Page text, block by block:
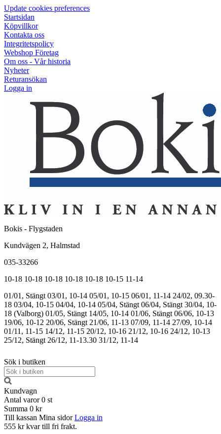
Update cookies preferences
Startsidan
Köpvillkor
Kontakta oss
Integritetspolicy
Webshop Företag
Om oss - Vår historia
Nyheter
Returansökan
Logga in
Bokis - Flygstaden
Kundvägen 2, Halmstad
035-33266
10-18 10-18 10-18 10-18 10-18 10-15 11-14
01/01, Stängt 03/01, 10-14 05/01, 10-15 06/01, 11-14 24/02, 09.30-
18 03/04, 10-15 04/04, 10-14 05/04, Stängt 06/04, Stängt 30/04, 10-
18 (Valborg) 01/05, Stängt 14/05, 10-14 01/06, Stängt 06/06, 10-13
19/06, 10-12 20/06, Stängt 21/06, 11-13 07/09, 11-14 27/09, 10-14
01/11, 11-15 14/12, 11-15 20/12, 10-16 21/12, 10-16 24/12, 10-13
25/12, Stängt 26/12, 11-13.30 31/12, 11-14
Sök i butiken
Kundvagn
Antal varor 0 st
Summa 0 kr
Till kassan Mina sidor Logga in
555 kr kvar till fri frakt.